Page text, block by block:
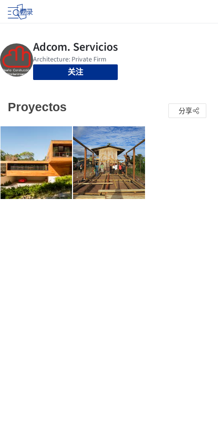
登录
关注
Proyectos 分享